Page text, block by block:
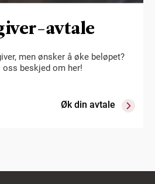
avtale
men ønsker å øke beløpet?
oss beskjed om her!
Øk din avtale